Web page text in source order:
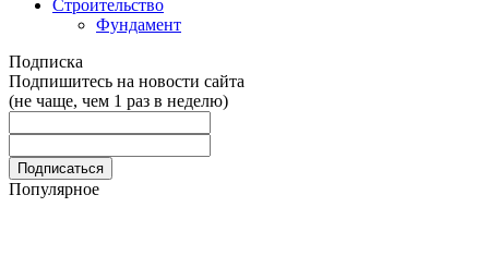
Строительство
Фундамент
Подписка
Подпишитесь на новости сайта
(не чаще, чем 1 раз в неделю)
Популярное